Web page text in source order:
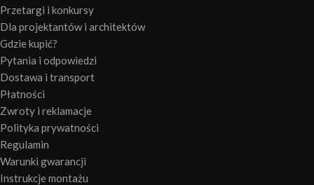
Przetargi i konkursy
Dla projektantów i architektów
Gdzie kupić?
Pytania i odpowiedzi
Dostawa i transport
Płatności
Zwroty i reklamacje
Polityka prywatności
Regulamin
Warunki gwarancji
Instrukcje montażu